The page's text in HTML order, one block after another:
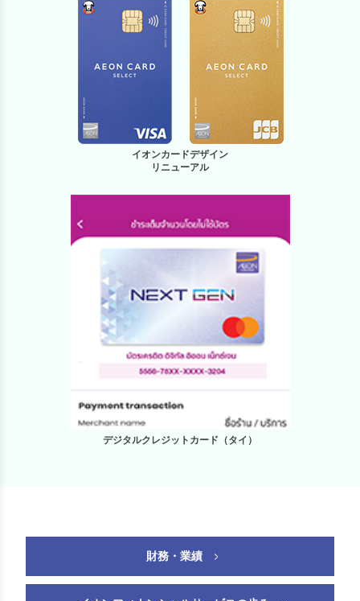
イオンカードデザイン
リニューアル
デジタルクレジットカード（タイ）
財務・業績